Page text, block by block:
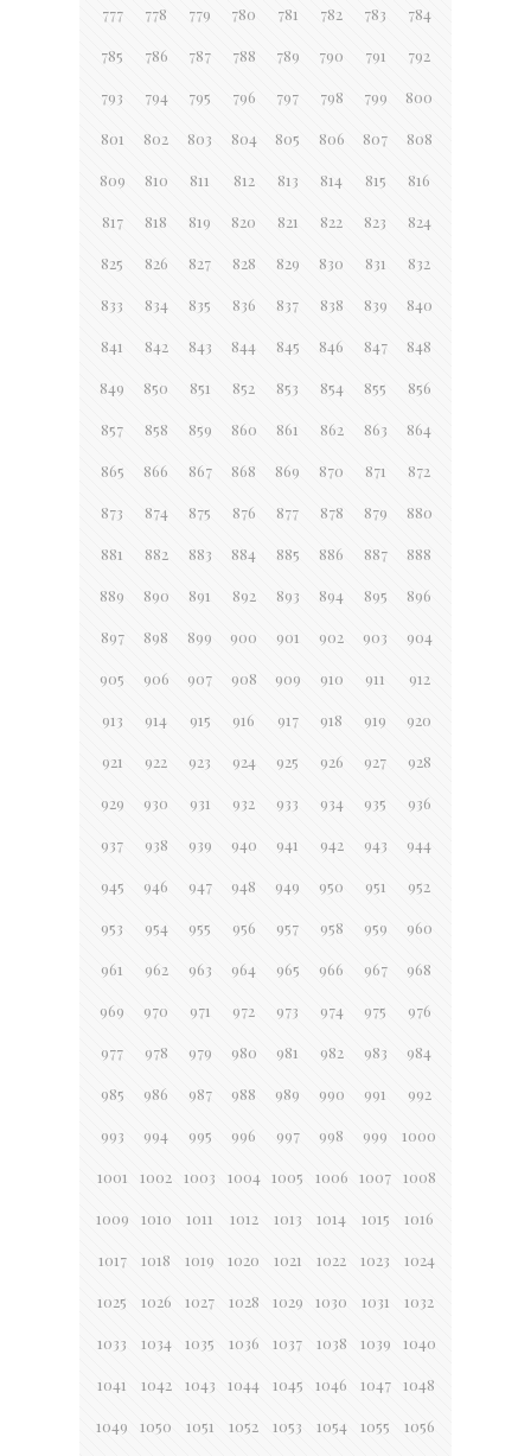
777 778 779 780 781 782 783 784
785 786 787 788 789 790 791 792
793 794 795 796 797 798 799 800
801 802 803 804 805 806 807 808
809 810 811 812 813 814 815 816
817 818 819 820 821 822 823 824
825 826 827 828 829 830 831 832
833 834 835 836 837 838 839 840
841 842 843 844 845 846 847 848
849 850 851 852 853 854 855 856
857 858 859 860 861 862 863 864
865 866 867 868 869 870 871 872
873 874 875 876 877 878 879 880
881 882 883 884 885 886 887 888
889 890 891 892 893 894 895 896
897 898 899 900 901 902 903 904
905 906 907 908 909 910 911 912
913 914 915 916 917 918 919 920
921 922 923 924 925 926 927 928
929 930 931 932 933 934 935 936
937 938 939 940 941 942 943 944
945 946 947 948 949 950 951 952
953 954 955 956 957 958 959 960
961 962 963 964 965 966 967 968
969 970 971 972 973 974 975 976
977 978 979 980 981 982 983 984
985 986 987 988 989 990 991 992
993 994 995 996 997 998 999 1000
1001 1002 1003 1004 1005 1006 1007 1008
1009 1010 1011 1012 1013 1014 1015 1016
1017 1018 1019 1020 1021 1022 1023 1024
1025 1026 1027 1028 1029 1030 1031 1032
1033 1034 1035 1036 1037 1038 1039 1040
1041 1042 1043 1044 1045 1046 1047 1048
1049 1050 1051 1052 1053 1054 1055 1056